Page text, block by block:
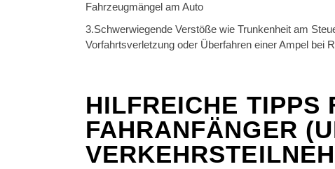
Fahrzeugmängel am Auto
3.Schwerwiegende Verstöße wie Trunkenheit am
Vorfahrtsverletzung oder Überfahren einer Ampel bei
HILFREICHE TIPPS
FAHRANFÄNGER